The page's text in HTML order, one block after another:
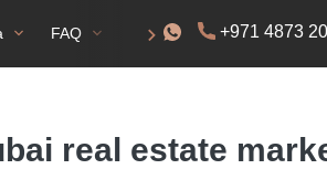
FAQ Permesso di soggiorno
+971 4873
real estate